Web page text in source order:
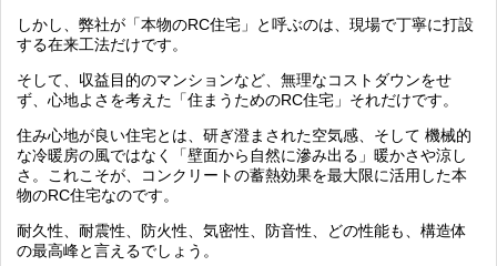
しかし、弊社が「本物のRC住宅」と呼ぶのは、現場で丁寧に打設
する在来工法だけです。
そして、収益目的のマンションなど、無理なコストダウンをせ
ず、心地よさを考えた「住まうためのRC住宅」それだけです。
住み心地が良い住宅とは、研ぎ澄まされた空気感、そして 機械的
な冷暖房の風ではなく「壁面から自然に滲み出る」暖かさや涼し
さ。これこそが、コンクリートの蓄熱効果を最大限に活用した本
物のRC住宅なのです。
耐久性、耐震性、防火性、気密性、防音性、どの性能も、構造体
の最高峰と言えるでしょう。